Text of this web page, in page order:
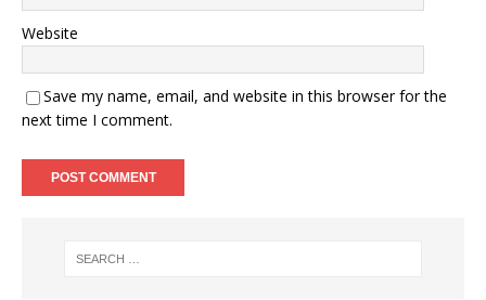
Website
Save my name, email, and website in this browser for the
next time I comment.